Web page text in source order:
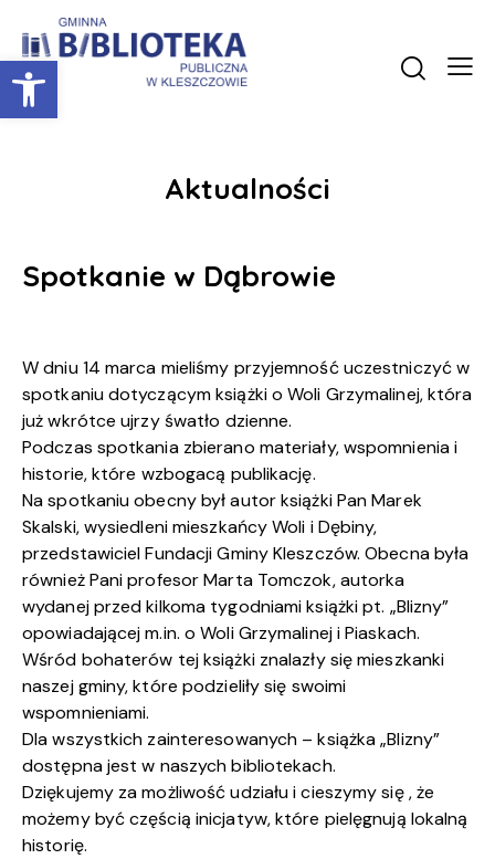
Otwórz pasek narzędzi
Aktualności
Spotkanie w Dąbrowie
W dniu 14 marca mieliśmy przyjemność uczestniczyć w
spotkaniu dotyczącym książki o Woli Grzymalinej, która
już wkrótce ujrzy śwatło dzienne.
Podczas spotkania zbierano materiały, wspomnienia i
historie, które wzbogacą publikację.
Na spotkaniu obecny był autor książki Pan Marek
Skalski, wysiedleni mieszkańcy Woli i Dębiny,
przedstawiciel Fundacji Gminy Kleszczów. Obecna była
również Pani profesor Marta Tomczok, autorka
wydanej przed kilkoma tygodniami książki pt. „Blizny”
opowiadającej m.in. o Woli Grzymalinej i Piaskach.
Wśród bohaterów tej książki znalazły się mieszkanki
naszej gminy, które podzieliły się swoimi
wspomnieniami.
Dla wszystkich zainteresowanych – książka „Blizny”
dostępna jest w naszych bibliotekach.
Dziękujemy za możliwość udziału i cieszymy się , że
możemy być częścią inicjatyw, które pielęgnują lokalną
historię.